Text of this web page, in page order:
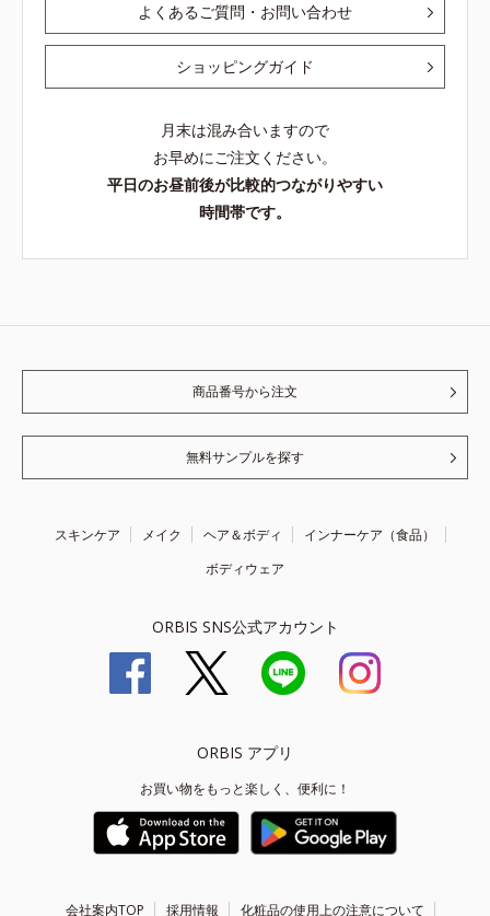
よくあるご質問・お問い合わせ
ショッピングガイド
月末は混み合いますので
お早めにご注文ください。
平日のお昼前後が比較的つながりやすい
時間帯です。
商品番号から注文
無料サンプルを探す
スキンケア メイク ヘア＆ボディ
インナーケア（食品）
ボディウェア
ORBIS SNS公式アカウント
ORBIS アプリ
お買い物をもっと楽しく、便利に！
会社案内TOP 採用情報 化粧品の使用上の注意について